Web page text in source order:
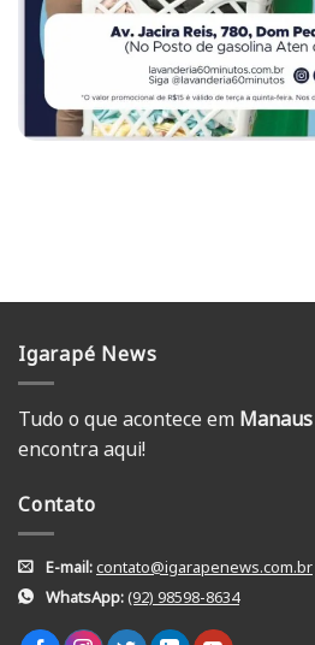
Igarapé News
Tudo o que acontece em
encontra aqui!
Contato
E-mail:contato@igarapenews.com.br
WhatsApp:(92) 98598-8634